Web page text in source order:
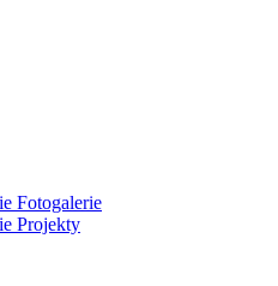
Fotogalerie
Projekty